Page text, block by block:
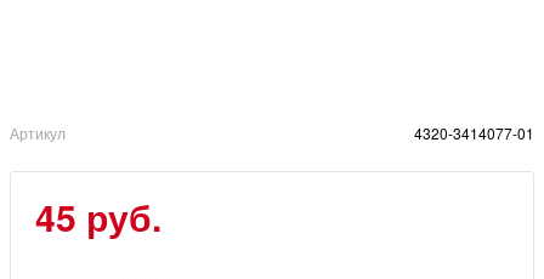
Артикул 4320-3414077-01
45 руб.